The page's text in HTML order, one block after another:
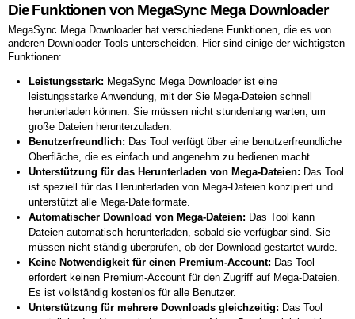
Die Funktionen von MegaSync Mega Downloader
MegaSync Mega Downloader hat verschiedene Funktionen, die es von
anderen Downloader-Tools unterscheiden. Hier sind einige der wichtigsten
Funktionen:
Leistungsstark: MegaSync Mega Downloader ist eine
leistungsstarke Anwendung, mit der Sie Mega-Dateien schnell
herunterladen können. Sie müssen nicht stundenlang warten, um
große Dateien herunterzuladen.
Benutzerfreundlich: Das Tool verfügt über eine benutzerfreundliche
Oberfläche, die es einfach und angenehm zu bedienen macht.
Unterstützung für das Herunterladen von Mega-Dateien: Das Tool
ist speziell für das Herunterladen von Mega-Dateien konzipiert und
unterstützt alle Mega-Dateiformate.
Automatischer Download von Mega-Dateien: Das Tool kann
Dateien automatisch herunterladen, sobald sie verfügbar sind. Sie
müssen nicht ständig überprüfen, ob der Download gestartet wurde.
Keine Notwendigkeit für einen Premium-Account: Das Tool
erfordert keinen Premium-Account für den Zugriff auf Mega-Dateien.
Es ist vollständig kostenlos für alle Benutzer.
Unterstützung für mehrere Downloads gleichzeitig: Das Tool